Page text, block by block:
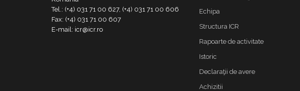
Tel.: (+4) 031 71 00 627, (+4) 031 71 00 606
Fax: (+4) 031 71 00 607
E-mail: icr@icr.ro
Echipa
Structura ICR
Rapoarte de activitate
Istoric
Declaraţii de avere
Achizitii